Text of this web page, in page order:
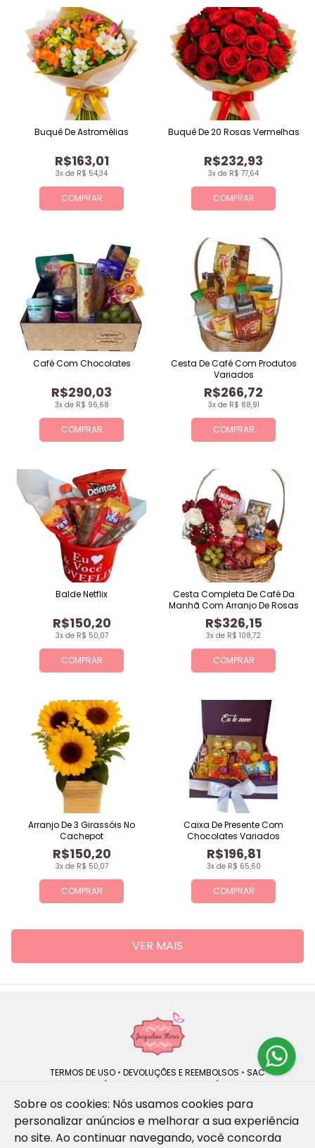
COMPRAR
3x de R$ 54,34
R$163,01
Buquê De Astromélias
COMPRAR
3x de R$ 77,64
R$232,93
Buquê De 20 Rosas Vermelhas
COMPRAR
3x de R$ 96,68
R$290,03
Café Com Chocolates
COMPRAR
3x de R$ 88,91
R$266,72
Cesta De Café Com Produtos
Variados
COMPRAR
3x de R$ 50,07
R$150,20
Balde Netflix
COMPRAR
3x de R$ 108,72
R$326,15
Cesta Completa De Café Da
Manhã Com Arranjo De Rosas
COMPRAR
3x de R$ 50,07
R$150,20
Arranjo De 3 Girassóis No
Cachepot
COMPRAR
3x de R$ 65,60
R$196,81
Caixa De Presente Com
Chocolates Variados
VER MAIS
TERMOS DE USO • DEVOLUÇÕES E REEMBOLSOS • SAC
POLÍTICA DE PRIVACIDADE POLÍTICA DE COOKIES
Jacqueline Flores | CNPJ: 47.335.418/0001-13
Sobre os cookies: Nós usamos cookies para
personalizar anúncios e melhorar a sua experiência
no site. Ao continuar navegando, você concorda